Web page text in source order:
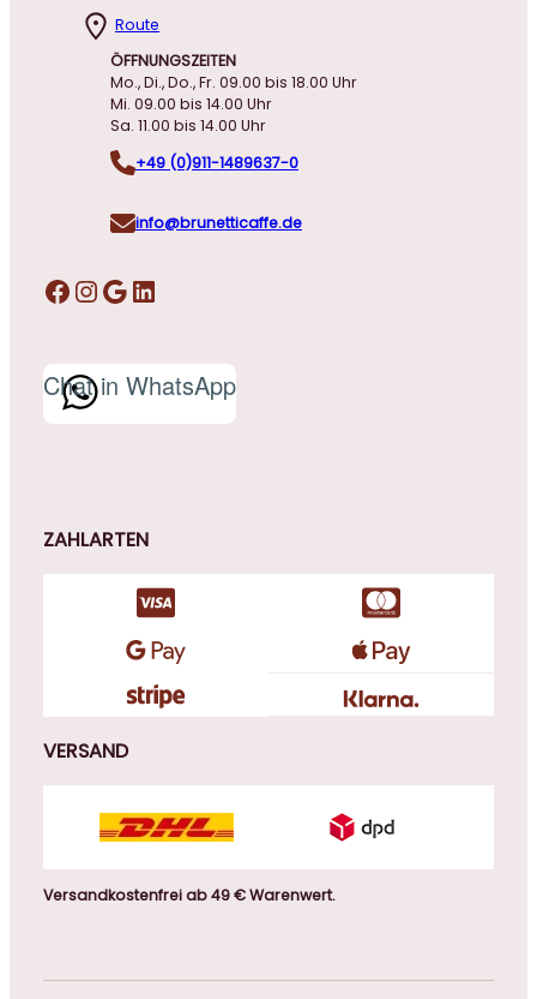
Route
ÖFFNUNGSZEITEN
Mo., Di., Do., Fr. 09.00 bis 18.00 Uhr
Mi. 09.00 bis 14.00 Uhr
Sa. 11.00 bis 14.00 Uhr
+49 (0)911-1489637-0
info@brunetticaffe.de
Facebook InstagramGoogle LinkedIn
Chat in WhatsApp
ZAHLARTEN
VERSAND
Versandkostenfrei ab 49 € Warenwert.